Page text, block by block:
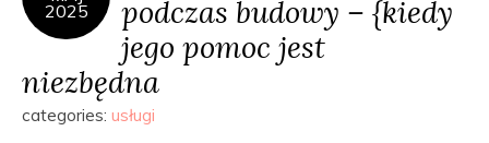
2025
podczas budowy – {kiedy
jego pomoc jest
niezbędna
categories: usługi